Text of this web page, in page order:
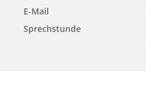
E-Mail
Sprechstunde